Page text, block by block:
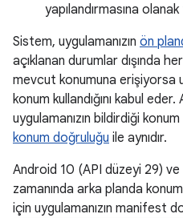
yapılandırmasına olanak
Sistem, uygulamanızın ön
açıklanan durumlar dışında
mevcut konumuna erişiyorsa
konum kullandığını kabul
uygulamanızın bildirdiği
konum doğruluğu ile aynıdır.
Android 10 (API düzeyi 29)
zamanında arka planda
için uygulamanızın manifest